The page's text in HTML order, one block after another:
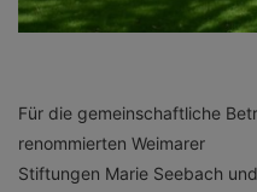
Für die gemeinschaftliche
renommierten Weimarer
Stiftungen Marie Seebach